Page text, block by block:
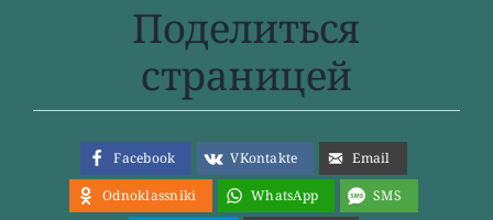
Поделиться
страницей
Facebook VKontakte
Email
Odnoklassniki
WhatsApp
SMS